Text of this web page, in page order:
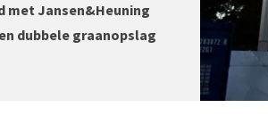
met Jansen&Heuning
dubbele graanopslag